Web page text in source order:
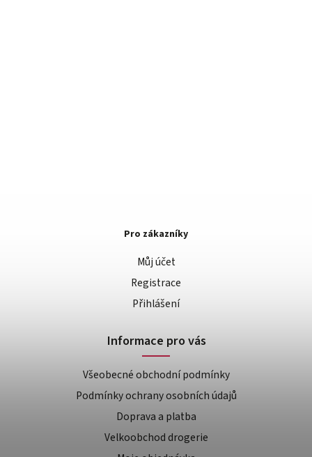
Pro zákazníky
Můj účet
Registrace
Přihlášení
Informace pro vás
Všeobecné obchodní podmínky
Podmínky ochrany osobních údajů
Doprava a platba
Velkoobchod drogerie